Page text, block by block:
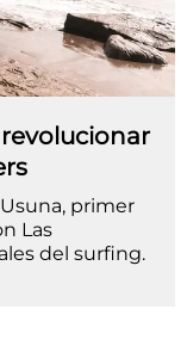
primer
Las
del surfing.